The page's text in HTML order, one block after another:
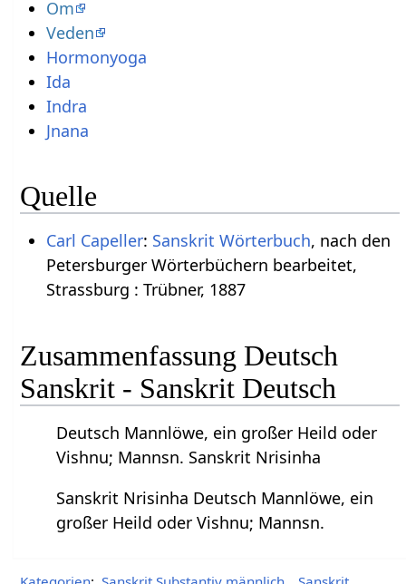
Om
Veden
Hormonyoga
Ida
Indra
Jnana
Quelle
Carl Capeller: Sanskrit Wörterbuch, nach den
Petersburger Wörterbüchern bearbeitet,
Strassburg : Trübner, 1887
Zusammenfassung Deutsch
Sanskrit - Sanskrit Deutsch
Deutsch Mannlöwe, ein großer Heild oder
Vishnu; Mannsn. Sanskrit Nrisinha
Sanskrit Nrisinha Deutsch Mannlöwe, ein
großer Heild oder Vishnu; Mannsn.